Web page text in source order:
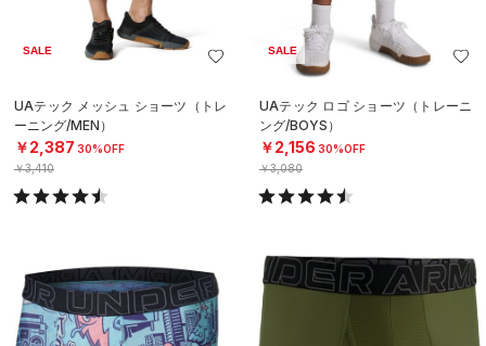
SALE
UAテック メッシュ ショーツ（トレ
ーニング/MEN）
￥2,387 30%OFF
￥3,410
SALE
UAテック ロゴ ショーツ（トレーニ
ング/BOYS）
￥2,156 30%OFF
￥3,080